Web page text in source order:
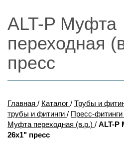
ALT-P Муфта
переходная
пресс
Главная / Каталог / Трубы и
трубы и фитинги / Пресс-
Муфта переходная (в.р.) / ALT-P
26х1" пресс